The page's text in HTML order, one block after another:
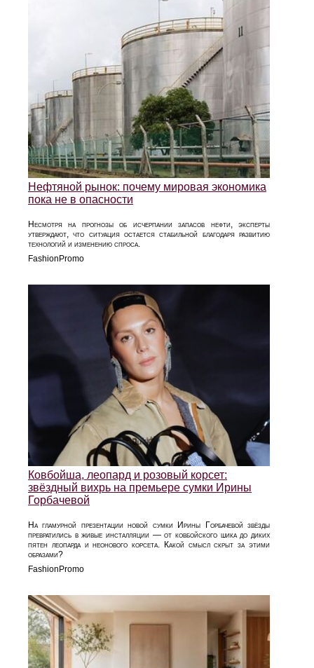
Нефтяной рынок: почему мировая экономика
пока не в опасности
Несмотря на прогнозы об исчерпании запасов нефти, эксперты
утверждают, что ситуация остается стабильной благодаря развитию
технологий и изменению спроса.
FashionPromo
Ковбойша, леопард и розовый корсет:
звёздный вихрь на премьере сумки Ирины
Горбачевой
На гламурной презентации новой сумки Ирины Горбачевой звёзды
превратились в живые инсталляции — от ковбойского шика до диких
пятен леопарда и неонового корсета. Какой смысл скрыт за этими
образами?
FashionPromo